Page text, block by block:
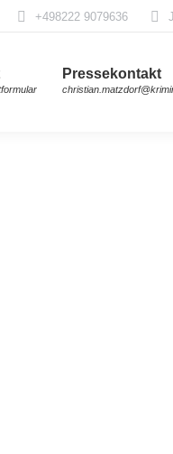
+498222 9079636
Pressekontakt